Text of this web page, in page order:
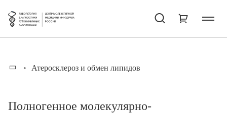
Атеросклероз и обмен липидов
Полногенное молекулярно-